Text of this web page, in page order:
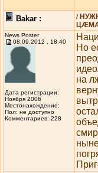
Bakar : /
News Poster
08.09.2012 , 18:40
Дата регистрации:
Ноября 2006
Местонахождение:
Пол: не доступно
Комментариев: 228
Но
на